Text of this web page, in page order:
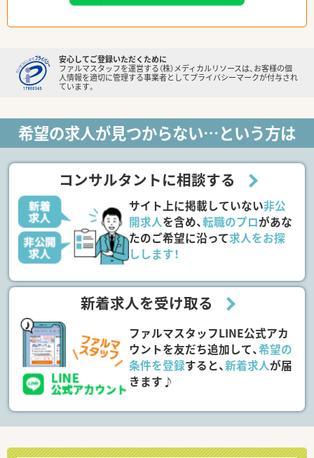
安心してご登録いただくために
ファルマスタッフを運営する（株）メディカルリソースは、お客様の個
人情報を適切に管理する事業者としてプライバシーマークが付与され
ています。
希望の求人が見つからない…という方は
コンサルタントに相談する
サイト上に掲載していない非公
開求人を含め、転職のプロがあな
たのご希望に沿って求人をお探
しします！
新着求人を受け取る
ファルマスタッフLINE公式アカ
ウントを友だち追加して、希望の
条件を登録すると、新着求人が届
きます♪